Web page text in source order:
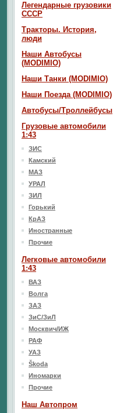
Легендарные грузовики
СССР
Тракторы. История,
люди
Наши Автобусы
(MODIMIO)
Наши Танки (MODIMIO)
Наши Поезда (MODIMIO)
Автобусы/Троллейбусы
Грузовые автомобили
1:43
ЗИС
Камский
МАЗ
УРАЛ
ЗИЛ
Горький
КрАЗ
Иностранные
Прочие
Легковые автомобили
1:43
ВАЗ
Волга
ЗАЗ
ЗиС/ЗиЛ
Москвич/ИЖ
РАФ
УАЗ
Škoda
Иномарки
Прочие
Наш Aвтопром